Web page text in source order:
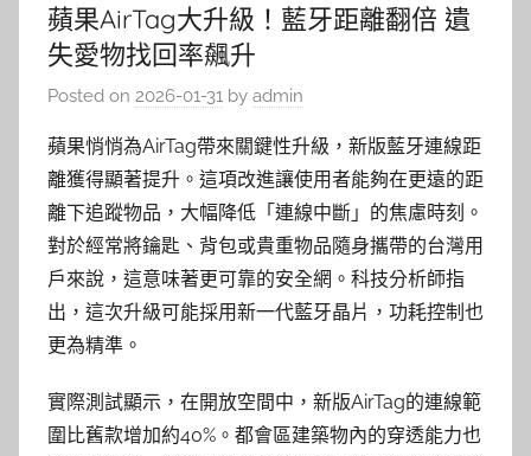
蘋果AirTag大升級！藍牙距離翻倍 遺
失愛物找回率飆升
Posted on 2026-01-31 by admin
蘋果悄悄為AirTag帶來關鍵性升級，新版藍牙連線距
離獲得顯著提升。這項改進讓使用者能夠在更遠的距
離下追蹤物品，大幅降低「連線中斷」的焦慮時刻。
對於經常將鑰匙、背包或貴重物品隨身攜帶的台灣用
戶來說，這意味著更可靠的安全網。科技分析師指
出，這次升級可能採用新一代藍牙晶片，功耗控制也
更為精準。
實際測試顯示，在開放空間中，新版AirTag的連線範
圍比舊款增加約40%。都會區建築物內的穿透能力也